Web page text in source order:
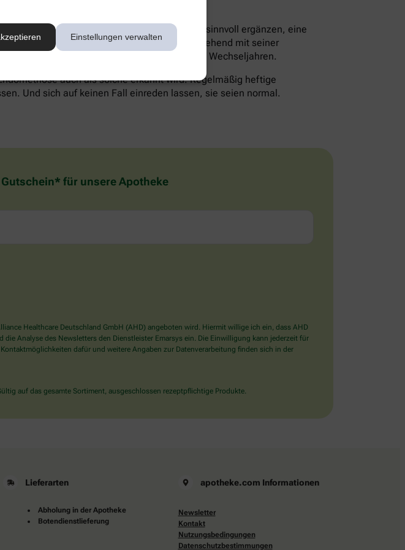
Einstellungen verwalten
können die Therapie sinnvoll ergänzen, eine
individuell richtige ist, sollte man daher eingehend mit seiner
Fällen verschwinden die Probleme mit den Wechseljahren.
auch als solche erkannt wird. Regelmäßig heftige
Und sich auf keinen Fall einreden lassen, sie seien normal.
für unsere Apotheke
Healthcare Deutschland GmbH (AHD) angeboten wird. Hiermit willige ich ein, dass AHD
Analyse des Newsletters den Dienstleister Emarsys ein. Die Einwilligung kann jederzeit für
dafür und weitere Angaben zur Datenverarbeitung finden sich in der
auf das gesamte Sortiment, ausgeschlossen rezeptpflichtige Produkte.
Lieferarten
Abholung in der Apotheke
Botendienstlieferung
apotheke.com Informationen
Newsletter
Kontakt
Nutzungsbedingungen
Datenschutzbestimmungen